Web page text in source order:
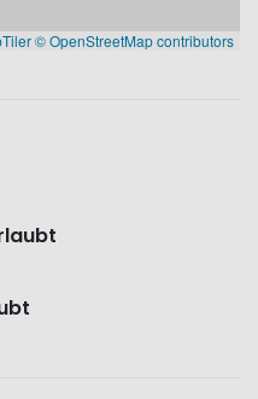
© OpenStreetMap contributors